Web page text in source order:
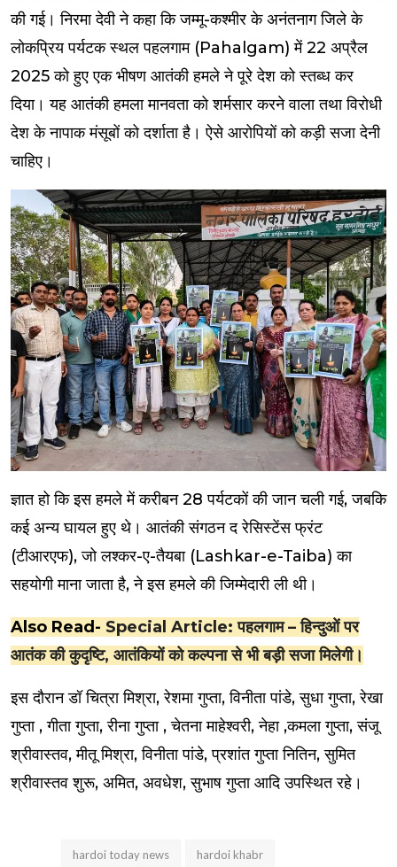
की गई। निरमा देवी ने कहा कि जम्मू-कश्मीर के अनंतनाग जिले के
लोकप्रिय पर्यटक स्थल पहलगाम (Pahalgam) में 22 अप्रैल
2025 को हुए एक भीषण आतंकी हमले ने पूरे देश को स्तब्ध कर
दिया। यह आतंकी हमला मानवता को शर्मसार करने वाला तथा विरोधी
देश के नापाक मंसूबों को दर्शाता है। ऐसे आरोपियों को कड़ी सजा देनी
चाहिए।
ज्ञात हो कि इस हमले में करीबन 28 पर्यटकों की जान चली गई, जबकि
कई अन्य घायल हुए थे। आतंकी संगठन द रेसिस्टेंस फ्रंट
(टीआरएफ), जो लश्कर-ए-तैयबा (Lashkar-e-Taiba) का
सहयोगी माना जाता है, ने इस हमले की जिम्मेदारी ली थी।
Also Read- Special Article: पहलगाम – हिन्दुओं पर
आतंक की कुदृष्टि, आतंकियों को कल्पना से भी बड़ी सजा मिलेगी।
इस दौरान डॉ चित्रा मिश्रा, रेशमा गुप्ता, विनीता पांडे, सुधा गुप्ता, रेखा
गुप्ता , गीता गुप्ता, रीना गुप्ता , चेतना माहेश्वरी, नेहा ,कमला गुप्ता, संजू
श्रीवास्तव, मीतू मिश्रा, विनीता पांडे, प्रशांत गुप्ता नितिन, सुमित
श्रीवास्तव शुरू, अमित, अवधेश, सुभाष गुप्ता आदि उपस्थित रहे।
hardoi today news hardoi khabr